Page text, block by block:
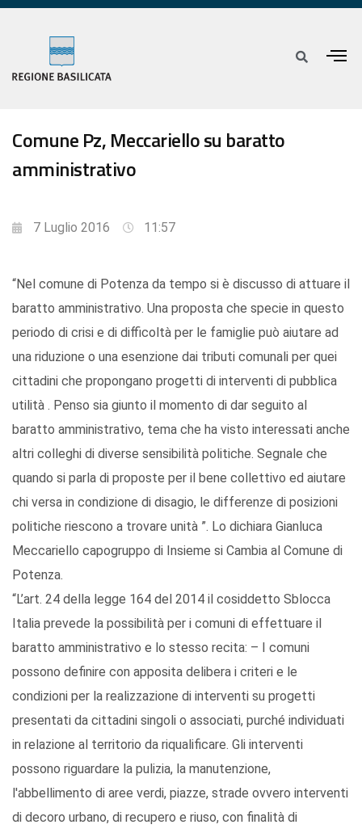
Comune Pz, Meccariello su baratto
amministrativo
7 Luglio 2016 11:57
“Nel comune di Potenza da tempo si è discusso di attuare il
baratto amministrativo. Una proposta che specie in questo
periodo di crisi e di difficoltà per le famiglie può aiutare ad
una riduzione o una esenzione dai tributi comunali per quei
cittadini che propongano progetti di interventi di pubblica
utilità . Penso sia giunto il momento di dar seguito al
baratto amministrativo, tema che ha visto interessati anche
altri colleghi di diverse sensibilità politiche. Segnale che
quando si parla di proposte per il bene collettivo ed aiutare
chi versa in condizione di disagio, le differenze di posizioni
politiche riescono a trovare unità ”. Lo dichiara Gianluca
Meccariello capogruppo di Insieme si Cambia al Comune di
Potenza.
“L’art. 24 della legge 164 del 2014 il cosiddetto Sblocca
Italia prevede la possibilità per i comuni di effettuare il
baratto amministrativo e lo stesso recita: – I comuni
possono definire con apposita delibera i criteri e le
condizioni per la realizzazione di interventi su progetti
presentati da cittadini singoli o associati, purché individuati
in relazione al territorio da riqualificare. Gli interventi
possono riguardare la pulizia, la manutenzione,
l'abbellimento di aree verdi, piazze, strade ovvero interventi
di decoro urbano, di recupero e riuso, con finalità di